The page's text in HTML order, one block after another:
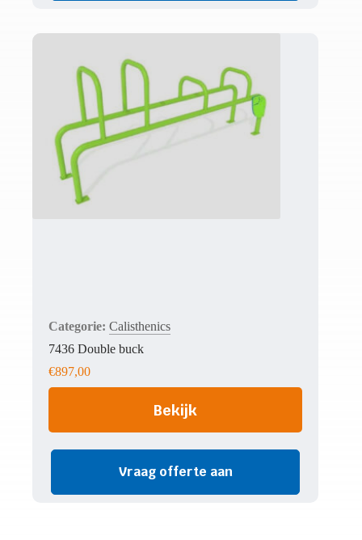
Calisthenics
7436 Double buck
€897,00
Bekijk
Vraag offerte aan